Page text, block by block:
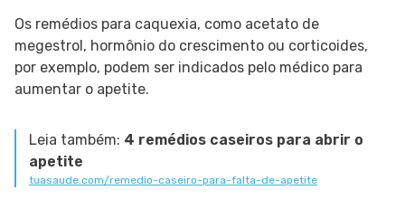
Os remédios para caquexia, como acetato de
megestrol, hormônio do crescimento ou corticoides,
por exemplo, podem ser indicados pelo médico para
aumentar o apetite.
Leia também: 4 remédios caseiros para abrir o
apetite
tuasaude.com/remedio-caseiro-para-falta-de-apetite